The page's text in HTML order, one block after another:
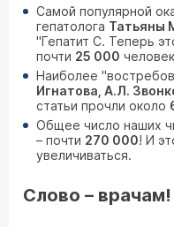
Самой популярной
гепатолога Татьяны
"Гепатит С. Теперь
почти 25 000
Наиболее
Игнатова, А.Л.
статьи прочли около
Общее число наших
– почти 270 000! И
увеличиваться.
Слово – врачам!